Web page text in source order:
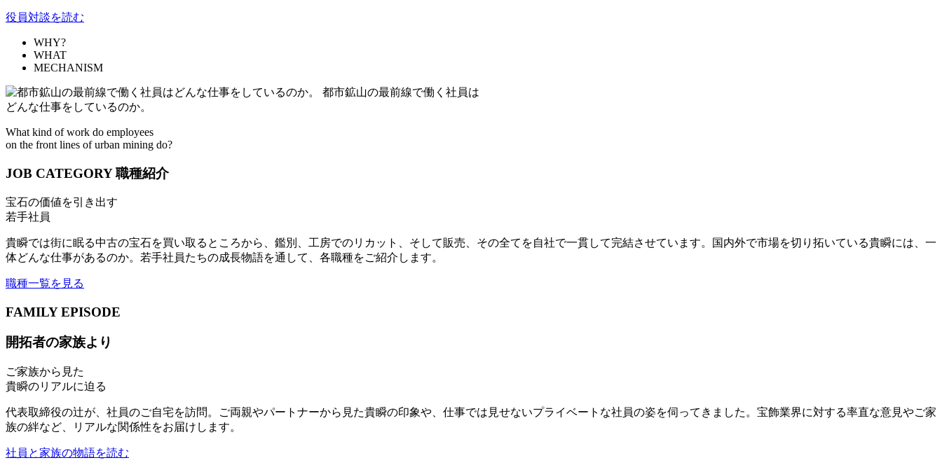
役員対談を読む
WHY?
WHAT
MECHANISM
都市鉱山の最前線で働く社員は
どんな仕事をしているのか。
What kind of work do employees
on the front lines of urban mining do?
JOB CATEGORY 職種紹介
宝石の価値を引き出す
若手社員
貴瞬では街に眠る中古の宝石を買い取るところから、鑑別、工房でのリカット、そして販売、その全てを自社で一貫して完結させています。国内外で市場を切り拓いている貴瞬には、一
体どんな仕事があるのか。若手社員たちの成長物語を通して、各職種をご紹介します。
職種一覧を見る
FAMILY EPISODE
開拓者の家族より
ご家族から見た
貴瞬のリアルに迫る
代表取締役の辻が、社員のご自宅を訪問。ご両親やパートナーから見た貴瞬の印象や、仕事では見せないプライベートな社員の姿を伺ってきました。宝飾業界に対する率直な意見やご家
族の絆など、リアルな関係性をお届けします。
社員と家族の物語を読む